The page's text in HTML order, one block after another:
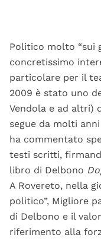
Politico molto “sui
concretissimo
particolare per il
2009 è stato uno
Vendola e ad altri)
segue da molti
ha commentato
testi scritti,
libro di Delbono
A Rovereto, nella
politico”, Migliore
di Delbono e il
riferimento alla